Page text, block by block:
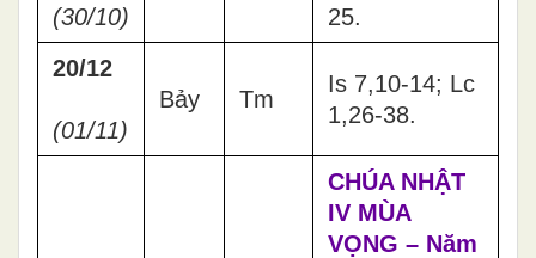
(30/10)
25.
20/12
(01/11)
Bảy Tm
Is 7,10-14; Lc
1,26-38.
CHÚA NHẬT
IV MÙA
VỌNG – Năm